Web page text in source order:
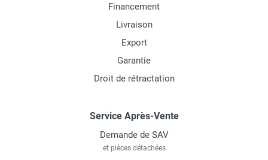
Financement
Livraison
Export
Garantie
Droit de rétractation
Service Après-Vente
Demande de SAV
et pièces détachées